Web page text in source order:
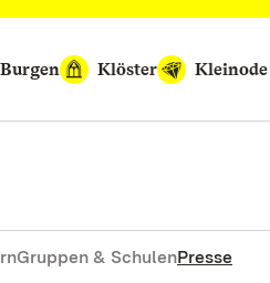
Burgen Klöster Kleinode
Gruppen & SchulenPresse